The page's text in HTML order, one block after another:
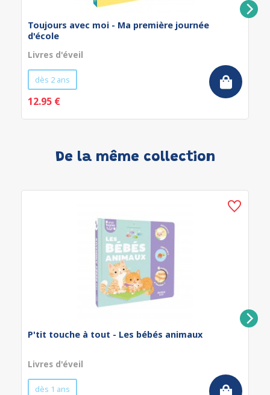
Toujours avec moi - Ma première journée
d'école
Livres d'éveil
dès 2 ans
12.95 €
De la même collection
P'tit touche à tout - Les bébés animaux
Livres d'éveil
dès 1 ans